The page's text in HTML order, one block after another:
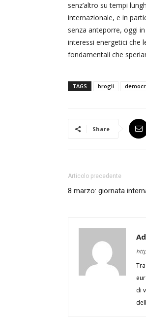
senz’altro su tempi
internazionale, e in
senza anteporre, oggi
interessi energetici che
fondamentali che
TAGS brogli
Share
Articolo precedente
8 marzo: giornata
di